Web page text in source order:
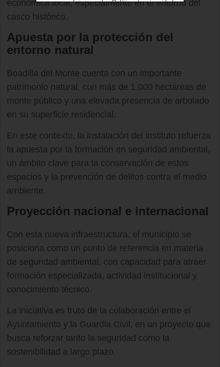
económica local, especialmente en el entorno del
casco histórico.
Apuesta por la protección del
entorno natural
Boadilla del Monte cuenta con un importante
patrimonio natural, con más de 1.000 hectáreas de
monte público y una elevada presencia de arbolado
en su superficie residencial.
En este contexto, la instalación del instituto refuerza
la apuesta por la formación en seguridad ambiental,
un ámbito clave para la conservación de estos
espacios y la prevención de delitos contra el medio
ambiente.
Proyección nacional e internacional
Con esta nueva infraestructura, el municipio se
posiciona como un punto de referencia en materia
de seguridad ambiental, con capacidad para atraer
formación especializada, actividad institucional y
conocimiento técnico.
La iniciativa es fruto de la colaboración entre el
Ayuntamiento y la Guardia Civil, en un proyecto que
busca reforzar tanto la seguridad como la
sostenibilidad a largo plazo.
condicionesy losPolítica de privacidad